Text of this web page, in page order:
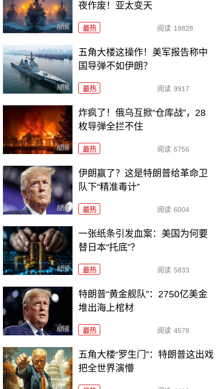
夜作废！亚太变天
最热 阅读 18828
五角大楼这操作！美军报告称中
国导弹不如伊朗？
最热 阅读 9917
炸疯了！俄乌互掀“仓库战”，28
枚导弹全拦不住
最热 阅读 6756
伊朗赢了？这是特朗普给革命卫
队下“精准毒计”
最热 阅读 6004
一张纸条引发血案：美国为何要
替日本“托底”？
最热 阅读 5833
特朗普“黄金舰队”：2750亿美金
堆出海上棺材
最热 阅读 4578
五角大楼“罗生门”：特朗普这出戏
把全世界演懵